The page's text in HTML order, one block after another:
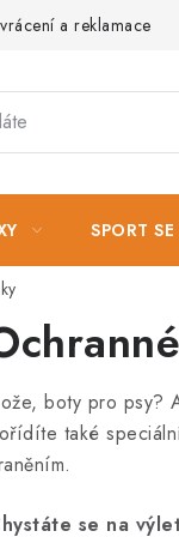
a reklamace
SPORT SE
boty pro psy?
také
se na